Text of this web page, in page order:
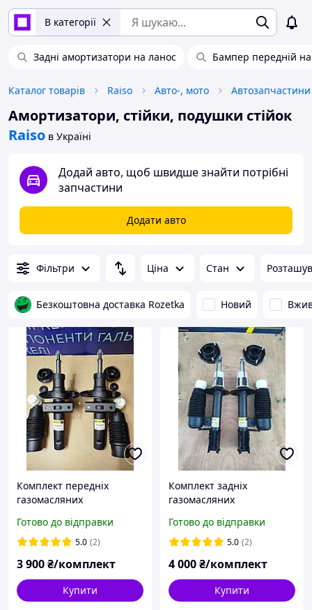
В категорії
Задні амортизатори на ланос Бампер передній
Каталог товарів Raiso Авто-, мото Автозапчастини
Амортизатори, стійки, подушки стійок
Raiso в Україні
Додай авто, щоб швидше знайти потрібні
запчастини
Додати авто
Фільтри Ціна Стан
Безкоштовна доставка Rozetka Новий
Комплект передніх
газомасляних
Volkswagen Sharan, Seat
Alhambra, Ford Galaxy
Готово до відправки
5.0 (2)
3 900₴/комплект
Купити
Комплект задніх
газомасляних
на Сhevrolet Lacetti 04
Готово до відправки
5.0 (2)
4 000₴/комплект
Купити